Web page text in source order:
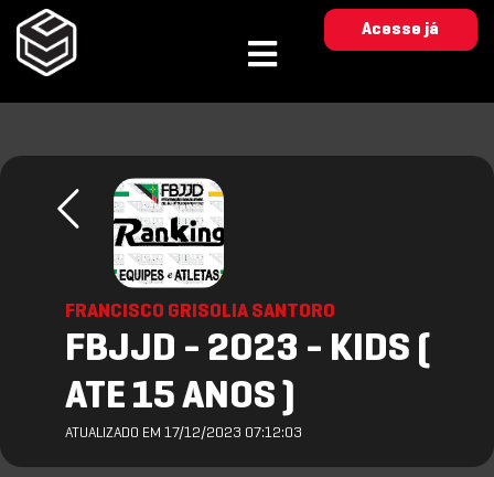
Acesse já
FRANCISCO GRISOLIA SANTORO
FBJJD - 2023 - KIDS (
ATE 15 ANOS )
ATUALIZADO EM 17/12/2023 07:12:03